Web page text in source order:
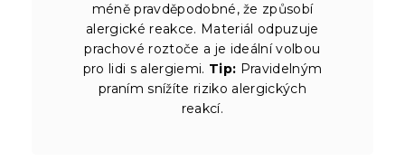
méně pravděpodobné, že způsobí
alergické reakce. Materiál odpuzuje
prachové roztoče a je ideální volbou
pro lidi s alergiemi. Tip: Pravidelným
praním snížíte riziko alergických
reakcí.